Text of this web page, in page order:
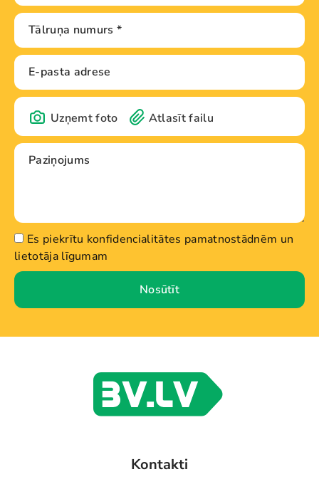
Uzņemt foto Atlasīt failu
Es piekrītu konfidencialitātes pamatnostādnēm un
lietotāja līgumam
Nosūtīt
Kontakti